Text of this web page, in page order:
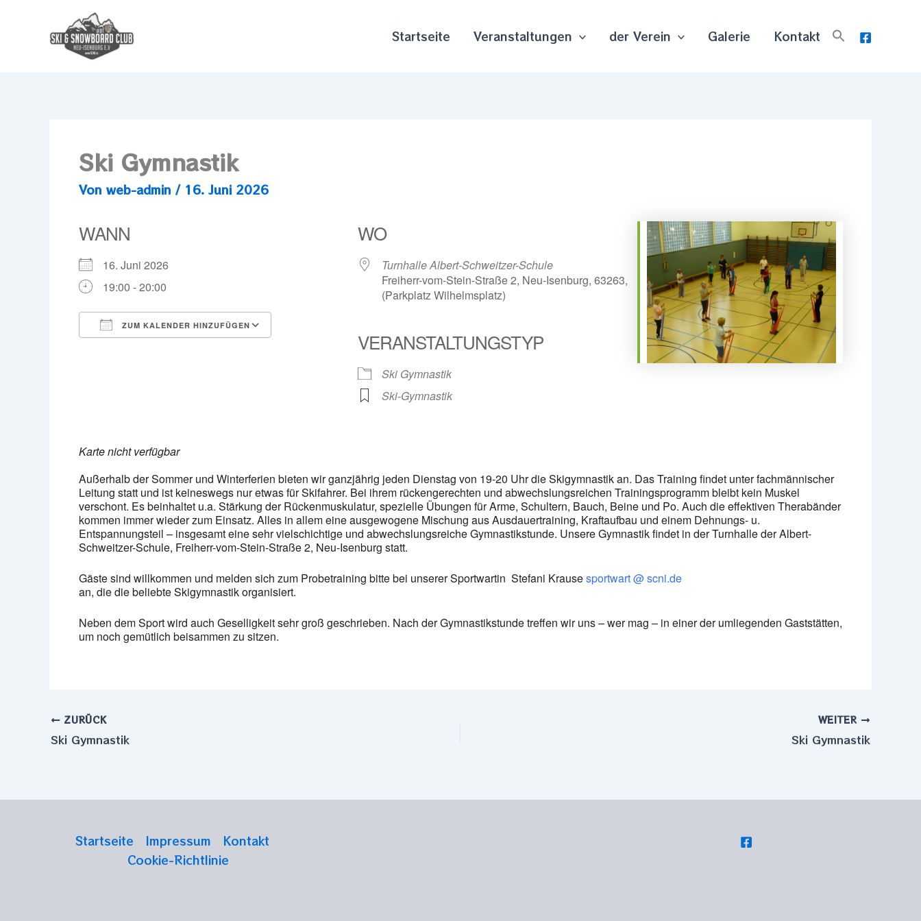
springen
Startseite Veranstaltungen der Verein Galerie Kontakt
Ski Gymnastik
Von web-admin / 16. Juni 2026
WANN
16. Juni 2026
19:00 - 20:00
ZUM KALENDER HINZUFÜGEN
Google Kalender iCalendar Office 365 Outlook Live
WO
Turnhalle Albert-Schweitzer-Schule
Freiherr-vom-Stein-Straße 2, Neu-Isenburg, 63263,
(Parkplatz Wilhelmsplatz)
VERANSTALTUNGSTYP
Ski Gymnastik
Ski-Gymnastik
Karte nicht verfügbar
Außerhalb der Sommer und Winterferien bieten wir ganzjährig jeden Dienstag von 19-20 Uhr die Skigymnastik an. Das Training findet unter fachmännischer
Leitung statt und ist keineswegs nur etwas für Skifahrer. Bei ihrem rückengerechten und abwechslungsreichen Trainingsprogramm bleibt kein Muskel
verschont. Es beinhaltet u.a. Stärkung der Rückenmuskulatur, spezielle Übungen für Arme, Schultern, Bauch, Beine und Po. Auch die effektiven Therabänder
kommen immer wieder zum Einsatz. Alles in allem eine ausgewogene Mischung aus Ausdauertraining, Kraftaufbau und einem Dehnungs- u.
Entspannungsteil – insgesamt eine sehr vielschichtige und abwechslungsreiche Gymnastikstunde. Unsere Gymnastik findet in der Turnhalle der Albert-
Schweitzer-Schule, Freiherr-vom-Stein-Straße 2, Neu-Isenburg statt.
Gäste sind willkommen und melden sich zum Probetraining bitte bei unserer Sportwartin Stefani Krausesportwart @ scni.de
an, die die beliebte Skigymnastik organisiert.
Neben dem Sport wird auch Geselligkeit sehr groß geschrieben. Nach der Gymnastikstunde treffen wir uns – wer mag – in einer der umliegenden Gaststätten,
um noch gemütlich beisammen zu sitzen.
ZURÜCK
Ski Gymnastik
WEITER
Ski Gymnastik
Startseite Impressum
Kontakt
Cookie-Richtlinie